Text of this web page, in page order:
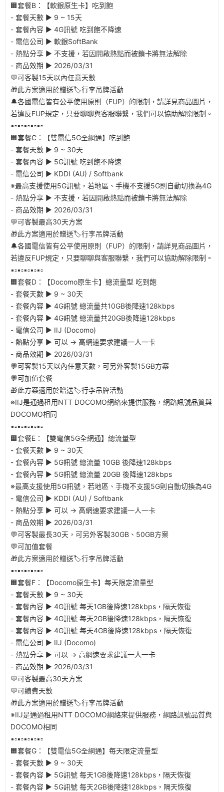
🟧套餐B：【軟銀原生卡】吃到飽
- 套餐天數 ▶︎ 9 ~ 15天
- 套餐內容 ▶︎ 4G訊號 吃到飽不降速
- 電信公司 ▶︎ 軟銀SoftBank
- 熱點分享 ▶︎ 不支援，若因開啟熱點而被鎖卡將無法解除
- 商品效期 ▶︎ 2026/03/31
💬可客製15天以內任意天數
🎁此方案適用於贈送🏷️行李吊牌活動
🔔各國電信皆有公平使用原則（FUP）的限制，請詳見商品圖片，
若違反FUP規定，只要聊聊與客服聯繫，我們可以協助解除限制。
▪️▫️▪️▫️▪️▫️▪️▫️▪️▫️
🟧套餐C：【雙電信5G全網通】吃到飽
- 套餐天數 ▶︎ 9 ~ 30天
- 套餐內容 ▶︎ 5G訊號 吃到飽不降速
- 電信公司 ▶︎ KDDI (AU) / Softbank
※最高支援使用5G訊號，若地區、手機不支援5G則自動切換為4G
- 熱點分享 ▶︎ 不支援，若因開啟熱點而被鎖卡將無法解除
- 商品效期 ▶︎ 2026/03/31
💬可客製最高30天方案
🎁此方案適用於贈送🏷️行李吊牌活動
🔔各國電信皆有公平使用原則（FUP）的限制，請詳見商品圖片，
若違反FUP規定，只要聊聊與客服聯繫，我們可以協助解除限制。
▪️▫️▪️▫️▪️▫️▪️▫️▪️▫️
🟧套餐D：【Docomo原生卡】總流量型 吃到飽
- 套餐天數 ▶︎ 9 ~ 30天
- 套餐內容 ▶︎ 4G訊號 總流量共10GB後降速128kbps
- 套餐內容 ▶︎ 4G訊號 總流量共20GB後降速128kbps
- 電信公司 ▶︎ IIJ (Docomo)
- 熱點分享 ▶︎ 可以 → 高網速要求建議一人一卡
- 商品效期 ▶︎ 2026/03/31
💬可客製15天以內任意天數，可另外客製15GB方案
💬可加值套餐
🎁此方案適用於贈送🏷️行李吊牌活動
※IIJ是通過租用NTT DOCOMO網絡來提供服務，網路訊號品質與
DOCOMO相同
▪️▫️▪️▫️▪️▫️▪️▫️▪️▫️
🟧套餐E：【雙電信5G全網通】總流量型
- 套餐天數 ▶︎ 9 ~ 30天
- 套餐內容 ▶︎ 5G訊號 總流量 10GB 後降速128kbps
- 套餐內容 ▶︎ 5G訊號 總流量 20GB 後降速128kbps
※最高支援使用5G訊號，若地區、手機不支援5G則自動切換為4G
- 電信公司 ▶︎ KDDI (AU) / Softbank
- 熱點分享 ▶︎ 可以 → 高網速要求建議一人一卡
- 商品效期 ▶︎ 2026/03/31
💬可客製最長30天，可另外客製30GB、50GB方案
💬可加值套餐
🎁此方案適用於贈送🏷️行李吊牌活動
▪️▫️▪️▫️▪️▫️▪️▫️▪️▫️
🟧套餐F：【Docomo原生卡】每天限定流量型
- 套餐天數 ▶︎ 9 ~ 30天
- 套餐內容 ▶︎ 4G訊號 每天1GB後降速128kbps，隔天恢復
- 套餐內容 ▶︎ 4G訊號 每天2GB後降速128kbps，隔天恢復
- 套餐內容 ▶︎ 4G訊號 每天4GB後降速128kbps，隔天恢復
- 電信公司 ▶︎ IIJ (Docomo)
- 熱點分享 ▶︎ 可以 → 高網速要求建議一人一卡
- 商品效期 ▶︎ 2026/03/31
💬可客製最高30天方案
💬可續費天數
🎁此方案適用於贈送🏷️行李吊牌活動
※IIJ是通過租用NTT DOCOMO網絡來提供服務，網路訊號品質與
DOCOMO相同
▪️▫️▪️▫️▪️▫️▪️▫️▪️▫️
🟧套餐G：【雙電信5G全網通】每天限定流量型
- 套餐天數 ▶︎ 9 ~ 30天
- 套餐內容 ▶︎ 5G訊號 每天1GB後降速128kbps，隔天恢復
- 套餐內容 ▶︎ 5G訊號 每天2GB後降速128kbps，隔天恢復